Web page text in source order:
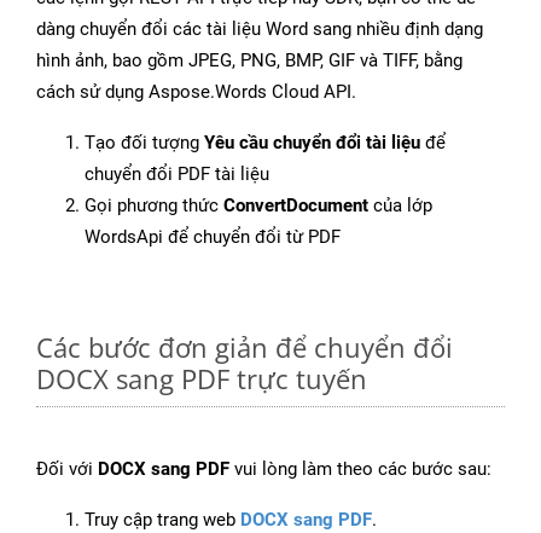
dàng chuyển đổi các tài liệu Word sang nhiều định dạng
hình ảnh, bao gồm JPEG, PNG, BMP, GIF và TIFF, bằng
cách sử dụng Aspose.Words Cloud API.
Tạo đối tượng Yêu cầu chuyển đổi tài liệu để
chuyển đổi PDF tài liệu
Gọi phương thức ConvertDocument của lớp
WordsApi để chuyển đổi từ PDF
Các bước đơn giản để chuyển đổi
DOCX sang PDF trực tuyến
Đối với DOCX sang PDF vui lòng làm theo các bước sau:
Truy cập trang web DOCX sang PDF.